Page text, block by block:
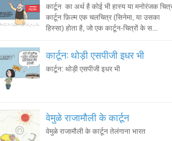
कार्टून का अर्थ है कोई भी हास्य या मनोरंजक
कार्टून फ़िल्म एक चलचित्र (सिनेमा, या उसका
हिस्सा) होता है, जो एक कार्टून-चित्रों के स...
कार्टून: थोड़ी एसपीजी इधर भी
कार्टून: थोड़ी एसपीजी इधर भी
वेमुळे राजामौली के कार्टून
वेमुळे राजामौली के कार्टून तेलंगाना भारत